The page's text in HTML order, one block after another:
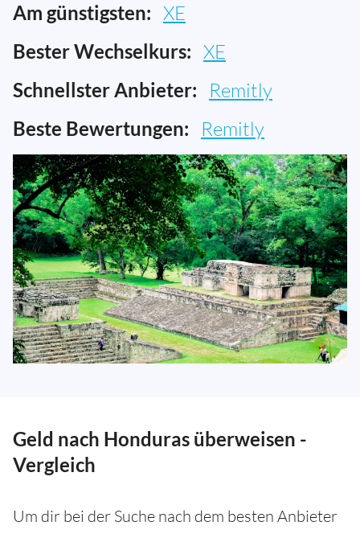
Am günstigsten: XE
Bester Wechselkurs: XE
Schnellster Anbieter: Remitly
Beste Bewertungen: Remitly
Geld nach Honduras überweisen -
Vergleich
Um dir bei der Suche nach dem besten Anbieter